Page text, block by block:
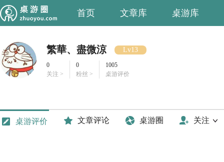
首页 文章库 桌游库
繁華、盡微涼 Lv13
0
关注 >
0
粉丝 >
1005
桌游评价
桌游评价 文章评论 桌游圈 关注